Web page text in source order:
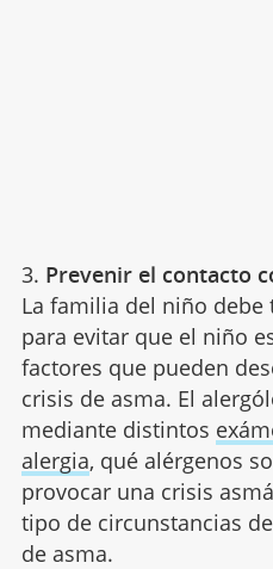
3. Prevenir el contacto
La familia del niño debe
para evitar que el niño
factores que pueden
crisis de asma. El
mediante distintos
alergia, qué alérgenos
provocar una crisis
tipo de circunstancias
de asma.